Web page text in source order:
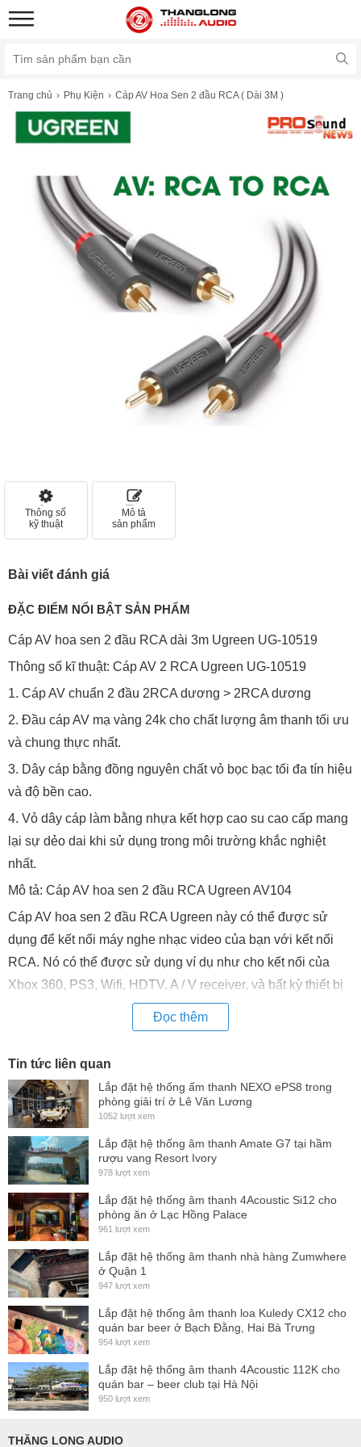
Trang chủ Phụ Kiện Cáp AV Hoa Sen 2 đầu RCA ( Dài 3M )
Thông số
kỹ thuật
Mô tả
sản phẩm
Bài viết đánh giá
ĐẶC ĐIỂM NỔI BẬT SẢN PHẨM
Cáp AV hoa sen 2 đầu RCA dài 3m Ugreen UG-10519
Thông số kĩ thuật: Cáp AV 2 RCA Ugreen UG-10519
1. Cáp AV chuẩn 2 đầu 2RCA dương > 2RCA dương
2. Đầu cáp AV mạ vàng 24k cho chất lượng âm thanh tối ưu
và chung thực nhất.
3. Dây cáp bằng đồng nguyên chất vỏ bọc bạc tối đa tín hiệu
và độ bền cao.
4. Vỏ dây cáp làm bằng nhựa kết hợp cao su cao cấp mang
lại sự dẻo dai khi sử dụng trong môi trường khắc nghiệt
nhất.
Mô tả: Cáp AV hoa sen 2 đầu RCA Ugreen AV104
Cáp AV hoa sen 2 đầu RCA Ugreen này có thể được sử
dụng để kết nối máy nghe nhạc video của bạn với kết nối
RCA. Nó có thể được sử dụng ví dụ như cho kết nối của
Xbox 360, PS3, Wifi, HDTV, A / V receiver, và bất kỳ thiết bị
Đọc thêm
Tin tức liên quan
Lắp đặt hệ thống ấm thanh NEXO ePS8 trong
phòng giải trí ở Lê Văn Lương
1052 lượt xem
Lắp đặt hệ thống âm thanh Amate G7 tại hầm
rượu vang Resort Ivory
978 lượt xem
Lắp đặt hệ thống âm thanh 4Acoustic Si12 cho
phòng ăn ở Lạc Hồng Palace
961 lượt xem
Lắp đặt hệ thống âm thanh nhà hàng Zumwhere
ở Quận 1
947 lượt xem
Lắp đặt hệ thống âm thanh loa Kuledy CX12 cho
quán bar beer ở Bạch Đằng, Hai Bà Trưng
954 lượt xem
Lắp đặt hệ thống âm thanh 4Acoustic 112K cho
quán bar – beer club tại Hà Nội
950 lượt xem
THĂNG LONG AUDIO